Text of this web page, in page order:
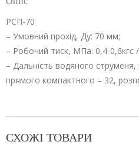
РСП-70
– Умовний прохід, Ду: 70 мм;
– Робочий тиск, МПа: 0,4-0,6кгс /
– Дальність водяного струменя,
прямого компактного – 32,
СХОЖІ ТОВАРИ